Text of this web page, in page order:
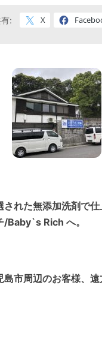
: X
された無添加洗剤で
/Baby`s Rich へ。
島市周辺のお客様、